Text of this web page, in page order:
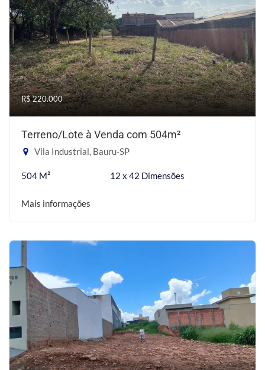
R$ 220.000
Terreno/Lote à Venda com 504m²
Vila Industrial, Bauru-SP
504 M² 12 x 42 Dimensões
Mais informações